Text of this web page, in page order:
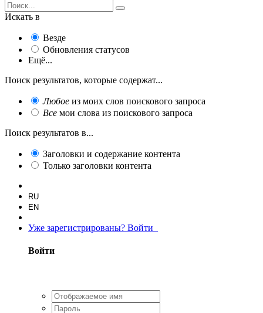
Искать в
Везде
Обновления статусов
Ещё...
Поиск результатов, которые содержат...
Любое из моих слов поискового запроса
Все мои слова из поискового запроса
Поиск результатов в...
Заголовки и содержание контента
Только заголовки контента
RU
EN
Уже зарегистрированы? Войти
Войти